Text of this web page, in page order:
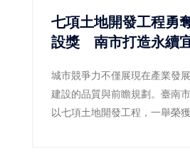
七項土地開發工程勇
設獎 南市打造永續
城市競爭力不僅展現在產業發
建設的品質與前瞻規劃。臺南
以七項土地開發工程，一舉榮